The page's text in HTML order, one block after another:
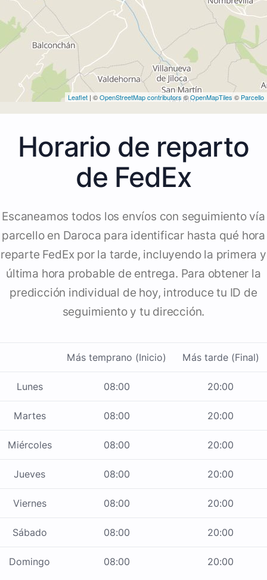
Leaflet | ©OpenStreetMap contributors©OpenMapTiles © Parcello
Horario de reparto
de FedEx
Escaneamos todos los envíos con seguimiento vía
parcello en Daroca para identificar hasta qué hora
reparte FedEx por la tarde, incluyendo la primera y
última hora probable de entrega. Para obtener la
predicción individual de hoy, introduce tu ID de
seguimiento y tu dirección.
Más temprano (Inicio) Más tarde (Final)
Lunes 08:00 20:00
Martes 08:00 20:00
Miércoles 08:00 20:00
Jueves 08:00 20:00
Viernes 08:00 20:00
Sábado 08:00 20:00
Domingo 08:00 20:00